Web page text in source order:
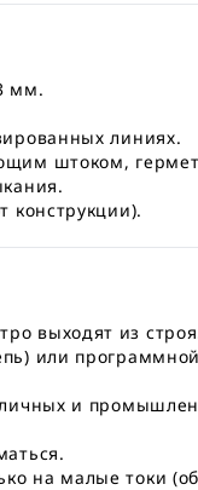
мм.
линиях.
штоком,
конструкции).
выходят из
или программной
и
на малые токи